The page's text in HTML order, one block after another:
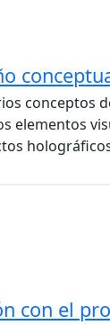
conceptos
elementos
con el